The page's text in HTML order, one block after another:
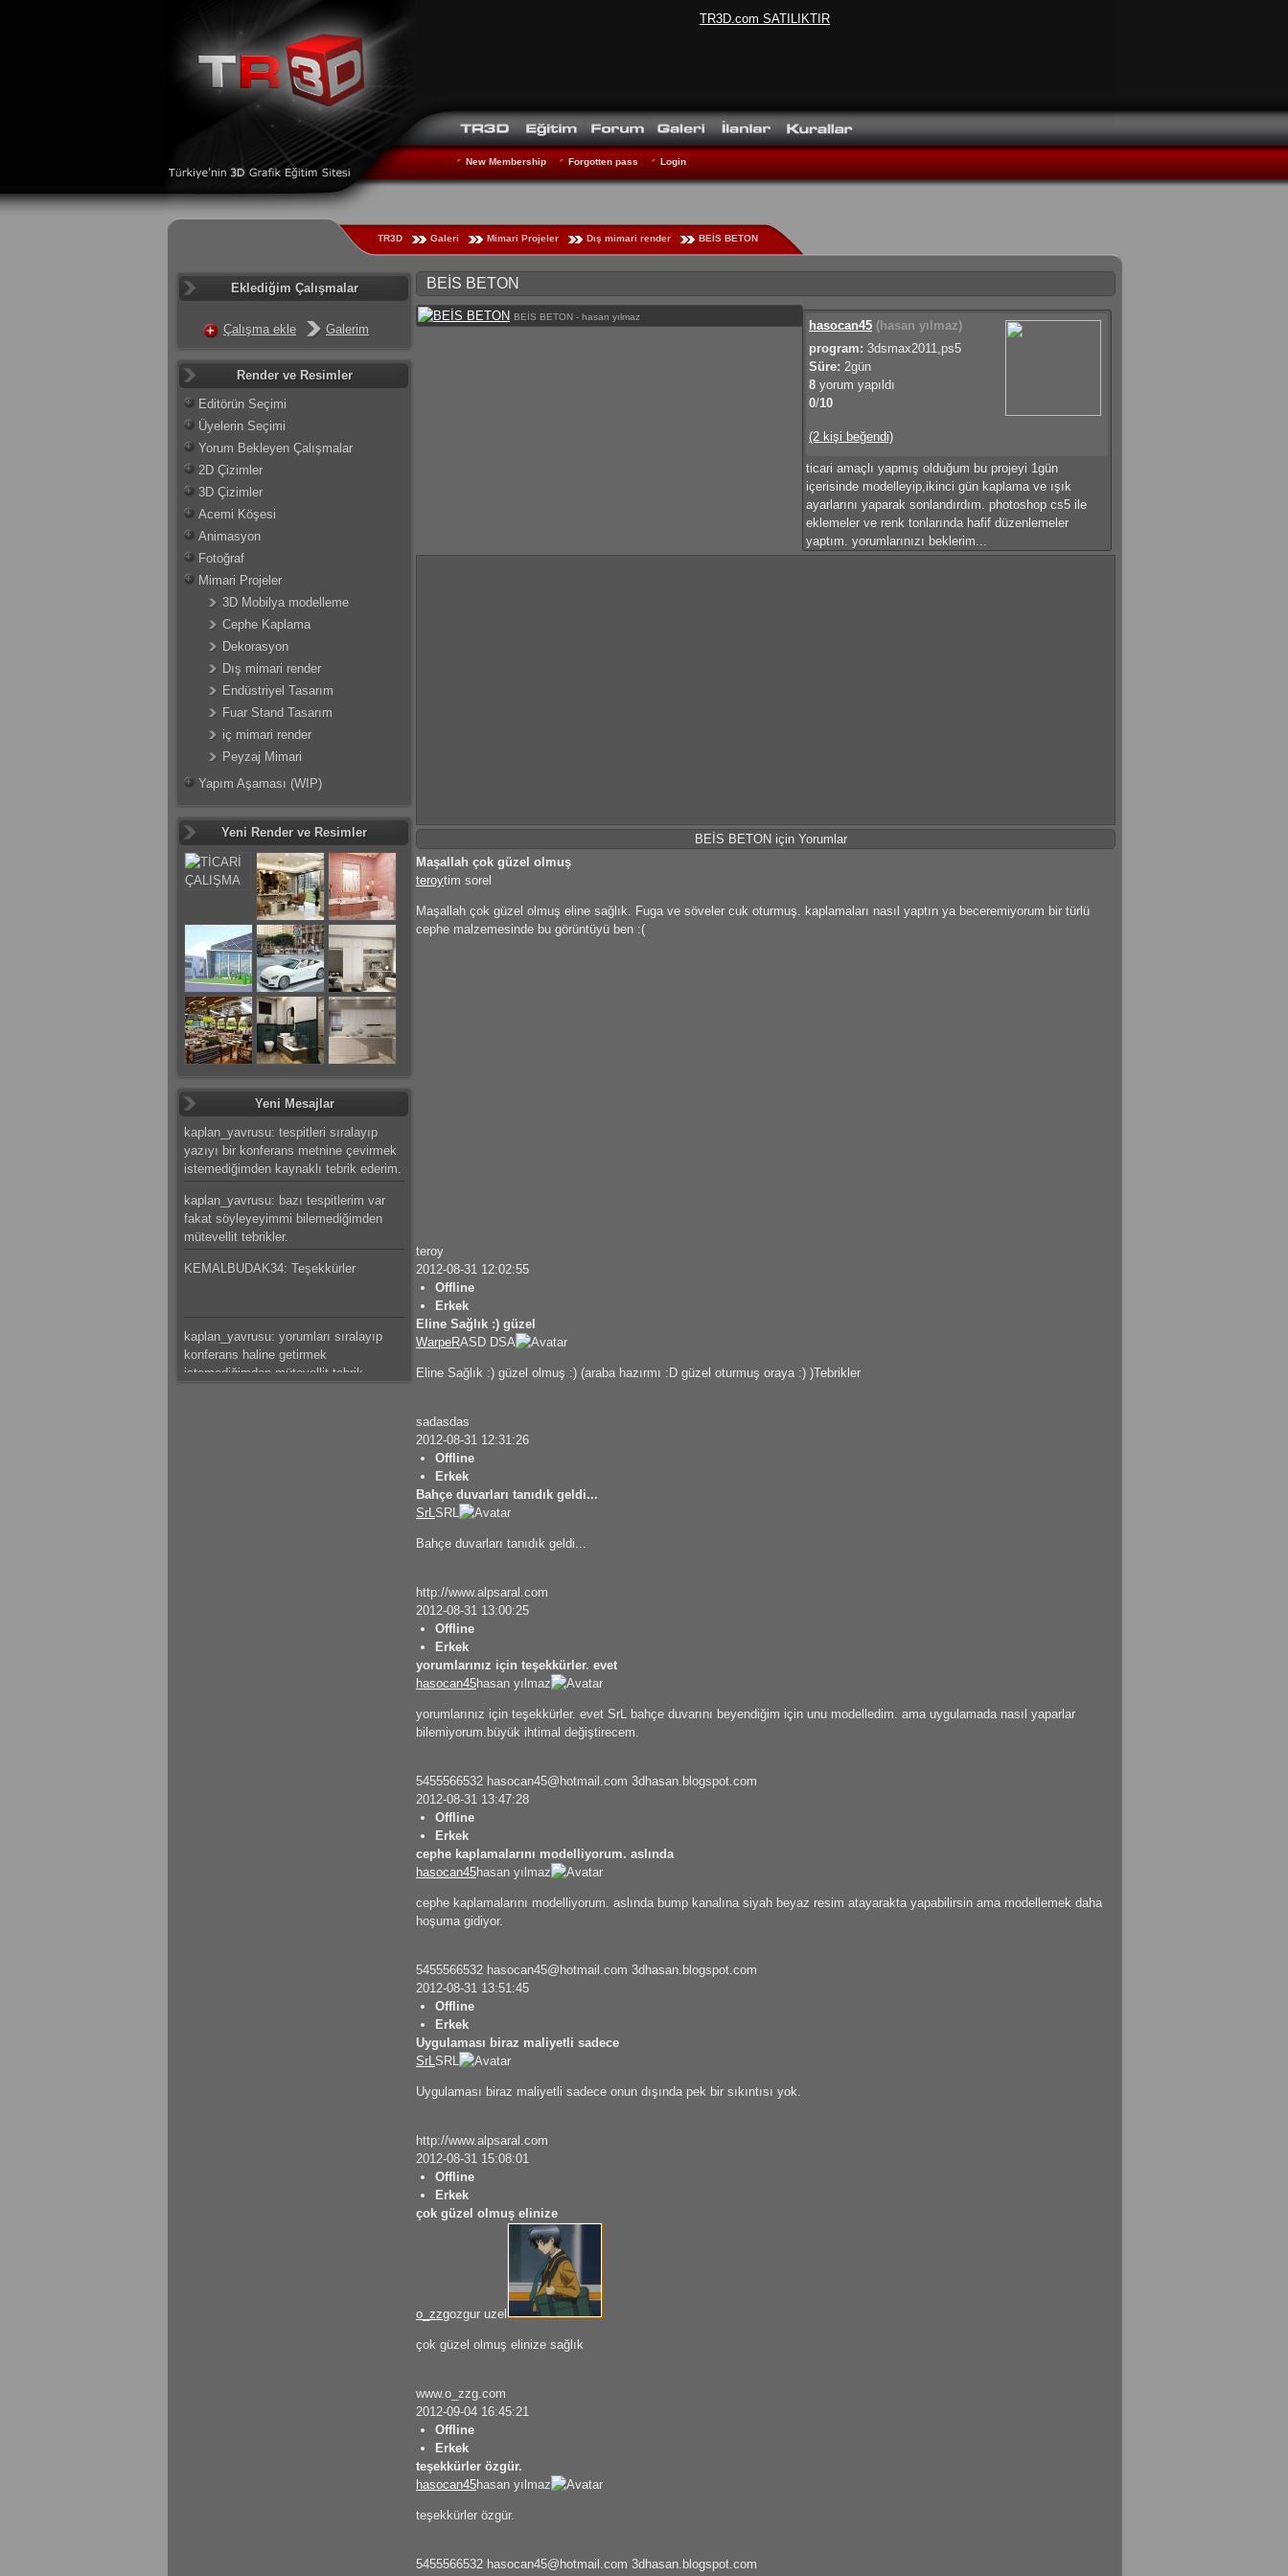
TR3D.com SATILIKTIR
New Membership Forgotten pass Login
TR3D Galeri Mimari Projeler Dış mimari render BEİS BETON
BEİS BETON
BEİS BETON - hasan yılmaz
hasocan45 (hasan yılmaz)
program: 3dsmax2011,ps5
Süre: 2gün
8 yorum yapıldı
0/10
(2 kişi beğendi)
ticari amaçlı yapmış olduğum bu projeyi 1gün
içerisinde modelleyip,ikinci gün kaplama ve ışık
ayarlarını yaparak sonlandırdım. photoshop cs5 ile
eklemeler ve renk tonlarında hafif düzenlemeler
yaptım. yorumlarınızı beklerim...
BEİS BETON için Yorumlar
Maşallah çok güzel olmuş
teroytim sorel
Maşallah çok güzel olmuş eline sağlık. Fuga ve söveler cuk oturmuş. kaplamaları nasıl yaptın ya beceremiyorum bir türlü
cephe malzemesinde bu görüntüyü ben :(
teroy
2012-08-31 12:02:55
Offline
Erkek
Eline Sağlık :) güzel
WarpeRASD DSA
Eline Sağlık :) güzel olmuş :) (araba hazırmı :D güzel oturmuş oraya :) )Tebrikler
sadasdas
2012-08-31 12:31:26
Offline
Erkek
Bahçe duvarları tanıdık geldi...
SrLSRL
Bahçe duvarları tanıdık geldi...
http://www.alpsaral.com
2012-08-31 13:00:25
Offline
Erkek
yorumlarınız için teşekkürler. evet
hasocan45hasan yılmaz
yorumlarınız için teşekkürler. evet SrL bahçe duvarını beyendiğim için unu modelledim. ama uygulamada nasıl yaparlar
bilemiyorum.büyük ihtimal değiştirecem.
5455566532 hasocan45@hotmail.com 3dhasan.blogspot.com
2012-08-31 13:47:28
Offline
Erkek
cephe kaplamalarını modelliyorum. aslında
hasocan45hasan yılmaz
cephe kaplamalarını modelliyorum. aslında bump kanalına siyah beyaz resim atayarakta yapabilirsin ama modellemek daha
hoşuma gidiyor.
5455566532 hasocan45@hotmail.com 3dhasan.blogspot.com
2012-08-31 13:51:45
Offline
Erkek
Uygulaması biraz maliyetli sadece
SrLSRL
Uygulaması biraz maliyetli sadece onun dışında pek bir sıkıntısı yok.
http://www.alpsaral.com
2012-08-31 15:08:01
Offline
Erkek
çok güzel olmuş elinize
o_zzgozgur uzel
çok güzel olmuş elinize sağlık
www.o_zzg.com
2012-09-04 16:45:21
Offline
Erkek
teşekkürler özgür.
hasocan45hasan yılmaz
teşekkürler özgür.
5455566532 hasocan45@hotmail.com 3dhasan.blogspot.com
Eklediğim Çalışmalar
Çalışma ekle Galerim
Render ve Resimler
Editörün Seçimi
Üyelerin Seçimi
Yorum Bekleyen Çalışmalar
2D Çizimler
3D Çizimler
Acemi Köşesi
Animasyon
Fotoğraf
Mimari Projeler
3D Mobilya modelleme
Cephe Kaplama
Dekorasyon
Dış mimari render
Endüstriyel Tasarım
Fuar Stand Tasarım
iç mimari render
Peyzaj Mimari
Yapım Aşaması (WIP)
Yeni Render ve Resimler
Yeni Mesajlar
kaplan_yavrusu: tespitleri sıralayıp
yazıyı bir konferans metnine çevirmek
istemediğimden kaynaklı tebrik ederim.
kaplan_yavrusu: bazı tespitlerim var
fakat söyleyeyimmi bilemediğimden
mütevellit tebrikler.
KEMALBUDAK34: Teşekkürler
kaplan_yavrusu: yorumları sıralayıp
konferans haline getirmek
istemediğimden mütevellit tebrik